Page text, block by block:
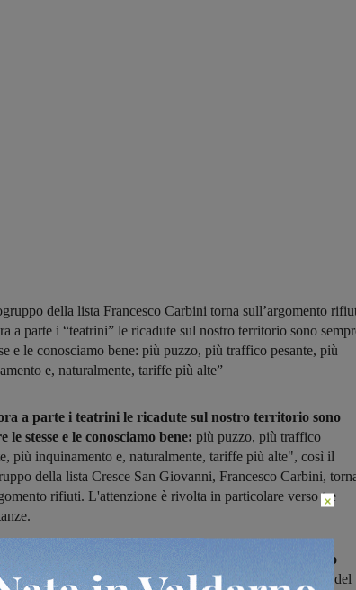
della lista Francesco Carbini torna sull’argomento
a parte i “teatrini” le ricadute sul nostro territorio sono
e le conosciamo bene: più puzzo, più traffico pesante, più
e, naturalmente, tariffe più alte”
a parte i teatrini le ricadute sul nostro territorio sono
le stesse e le conosciamo bene: più puzzo, più traffico
più inquinamento e, naturalmente, tariffe più alte", così il
della lista Cresce San Giovanni, Francesco Carbini,
rifiuti. L'attenzione è rivolta in particolare verso tre
ricorderà la nostra denuncia del Settembre scorso
della Regione Toscanache imponeva al gestore del
×